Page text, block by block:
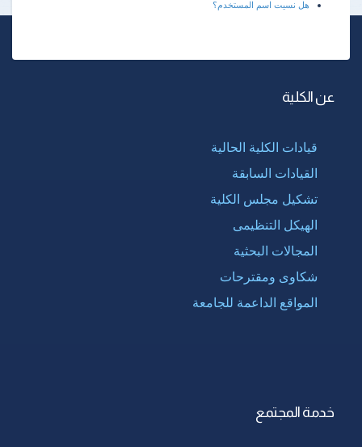
هل نسيت اسم المستخدم؟
عن الكلية
قيادات الكلية الحالية
القيادات السابقة
تشكيل مجلس الكلية
الهيكل التنظيمى
المجالات البحثية
شكاوى ومقترحات
المواقع الداعمة للجامعة
خدمة المجتمع